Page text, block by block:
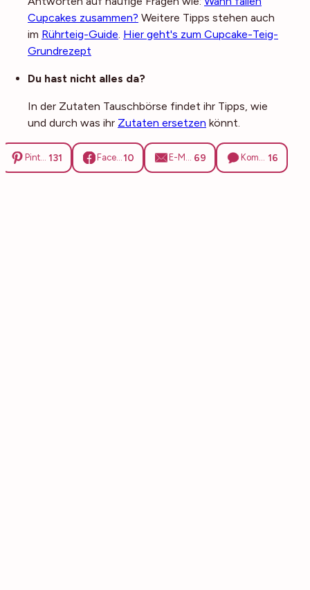
Cupcakes zusammen? Weitere Tipps stehen auch
im Rührteig-Guide. Hier geht's zum Cupcake-Teig-
Grundrezept
Du hast nicht alles da?
In der Zutaten Tauschbörse findet ihr Tipps, wie
und durch was ihr Zutaten ersetzen könnt.
Pinterest 131 Facebook10 E-Mail 69 Kommentare 16